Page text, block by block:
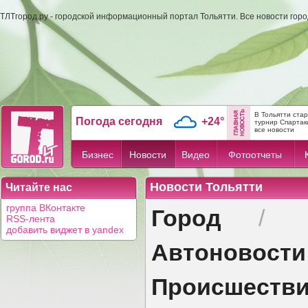
ТЛТгород.ру - городской информационный портал Тольятти. Все новости
Погода сегодня +24°
В Тольятти
турнир
все новости
Бизнес Новости Видео Фотоотчеты
Читайте нас
группа ВКонтакте
RSS-лента
добавить виджет в yandex
Новости Тольятти
Город /
Автоновости